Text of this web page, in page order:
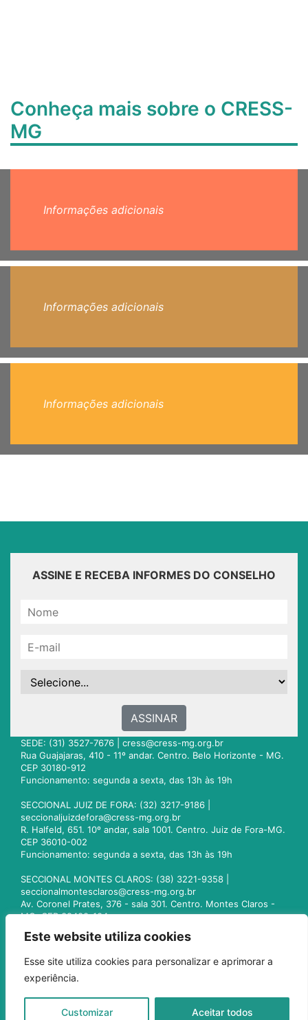
Este website utiliza cookies
Esse site utiliza cookies para personalizar e aprimorar a
experiência.
Customizar Aceitar todos
Conheça mais sobre o CRESS-
MG
Informações adicionais
Informações adicionais
Informações adicionais
ASSINE E RECEBA INFORMES DO CONSELHO
ASSINAR
SEDE: (31) 3527-7676 | cress@cress-mg.org.br
Rua Guajajaras, 410 - 11º andar. Centro. Belo Horizonte - MG.
CEP 30180-912
Funcionamento: segunda a sexta, das 13h às 19h
SECCIONAL JUIZ DE FORA: (32) 3217-9186 |
seccionaljuizdefora@cress-mg.org.br
R. Halfeld, 651. 10º andar, sala 1001. Centro. Juiz de Fora-MG.
CEP 36010-002
Funcionamento: segunda a sexta, das 13h às 19h
SECCIONAL MONTES CLAROS: (38) 3221-9358 |
seccionalmontesclaros@cress-mg.org.br
Av. Coronel Prates, 376 - sala 301. Centro. Montes Claros -
MG. CEP 39400-104
seccionaluberlandia@cress-mg.org.br
Av. Afonso Pena, 547 - sala 101. Uberlândia - MG. CEP